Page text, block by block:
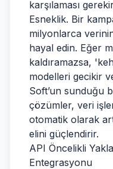
karşılaması
Esneklik. Bir
milyonlarca verinin
hayal edin. Eğer
kaldıramazsa,
modelleri gecikir
Soft’un sunduğu
çözümler, veri
otomatik olarak
elini güçlendirir.
API Öncelikli
Entegrasyonu